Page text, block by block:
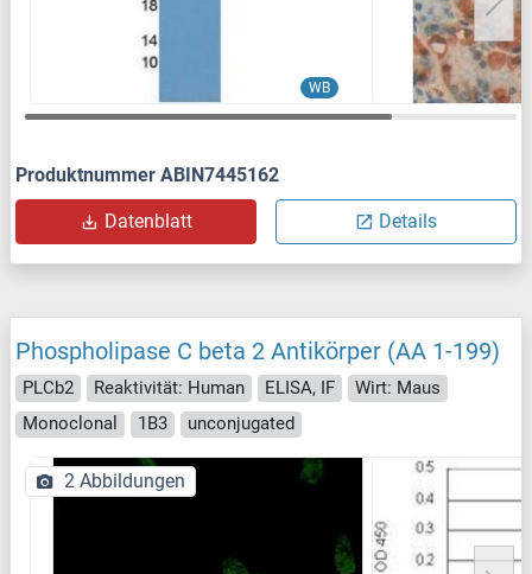
WB
Produktnummer ABIN7445162
Datenblatt Details
Phospholipase C beta 2 Antikörper (AA 1-199)
PLCb2 Reaktivität: Human ELISA, IF
Wirt: Maus
Monoclonal
1B3 unconjugated
2 Abbildungen